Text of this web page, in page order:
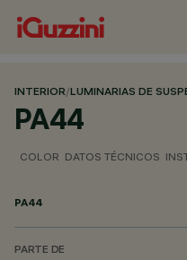
INTERIOR/LUMINARIAS DE
PA44
COLOR DATOS TÉCNICOS
PA44
PARTE DE